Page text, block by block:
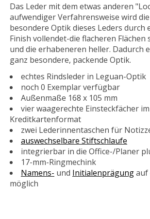
Das Leder mit dem etwas anderen
aufwendiger Verfahrensweise wird
besondere Optik dieses Leders durch
Finish vollendet-die flacheren Flächen
und die erhabeneren heller. Dadurch
ganz besondere, packende Optik.
echtes Rindsleder in Leguan-Optik
noch 0 Exemplar verfügbar
Außenmaße 168 x 105 mm
vier waagerechte Einsteckfächer im
Kreditkartenformat
zwei Lederinnentaschen für
auswechselbare Stiftschlaufe
integrierbar in die Office-/Planer
17-mm-Ringmechink
Namens- und Initialenprägungauf
möglich